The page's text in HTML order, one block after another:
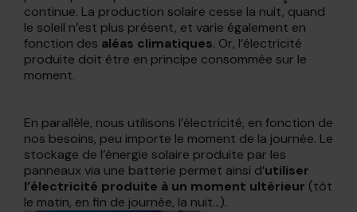
continue. La production solaire cesse la nuit, quand
le soleil n’est plus présent, et varie également en
fonction des aléas climatiques. Or, l’électricité
produite doit être en principe consommée sur le
moment.
En parallèle, nous utilisons l’électricité, en fonction de
nos besoins, peu importe le moment de la journée. Le
stockage de l’énergie solaire produite par les
panneaux via une batterie permet ainsi d’utiliser
l’électricité produite à un moment ultérieur (tôt
le matin, en fin de journée, la nuit...).